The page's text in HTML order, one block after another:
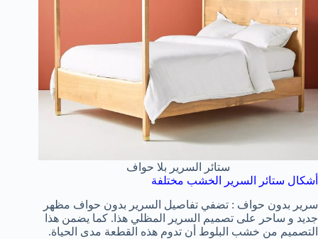
ستائر السرير بلا حواف
أشكال ستائر السرير الخشب مختلفة
سرير بدون حواف : تضفي تفاصيل السرير بدون حواف مظهر
جديد و ساحر على تصميم السرير المظلي هذا. كما يضمن هذا
التصميم من خشب البلوط أن تدوم هذه القطعة مدى الحياة.